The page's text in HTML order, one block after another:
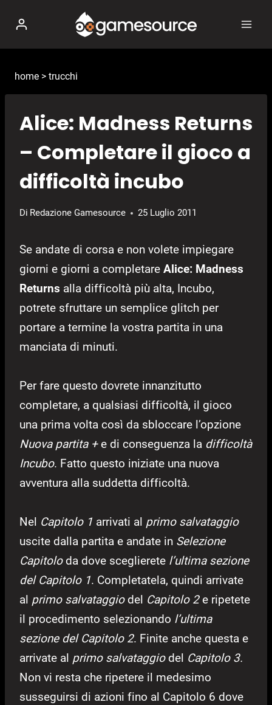
contenuto
home > trucchi
Alice: Madness Returns
– Completare il gioco a
difficoltà incubo
Di Redazione Gamesource 25 Luglio 2011
Se andate di corsa e non volete impiegare
giorni e giorni a completare Alice: Madness
Returns alla difficoltà più alta, Incubo,
potrete sfruttare un semplice glitch per
portare a termine la vostra partita in una
manciata di minuti.
Per fare questo dovrete innanzitutto
completare, a qualsiasi difficoltà, il gioco
una prima volta così da sbloccare l’opzione
Nuova partita +e di conseguenza la difficoltà
Incubo. Fatto questo iniziate una nuova
avventura alla suddetta difficoltà.
Nel Capitolo 1 arrivati al primo salvataggio
uscite dalla partita e andate in Selezione
Capitolo da dove sceglierete l’ultima sezione
del Capitolo 1. Completatela, quindi arrivate
al primo salvataggio del Capitolo 2e ripetete
il procedimento selezionando l’ultima
sezione del Capitolo 2. Finite anche questa e
arrivate al primo salvataggio del Capitolo 3.
Non vi resta che ripetere il medesimo
susseguirsi di azioni fino al Capitolo 6 dove